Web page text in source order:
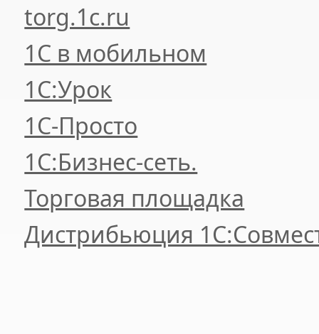
torg.1c.ru
1С в мобильном
1С:Урок
1C-Просто
1С:Бизнес-сеть.
Торговая площадка
Дистрибьюция